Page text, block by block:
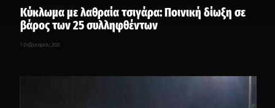
Κύκλωμα με λαθραία τσιγάρα: Ποινική δίωξη σε
βάρος των 25 συλληφθέντων
7 Φεβρουαρίου, 2026